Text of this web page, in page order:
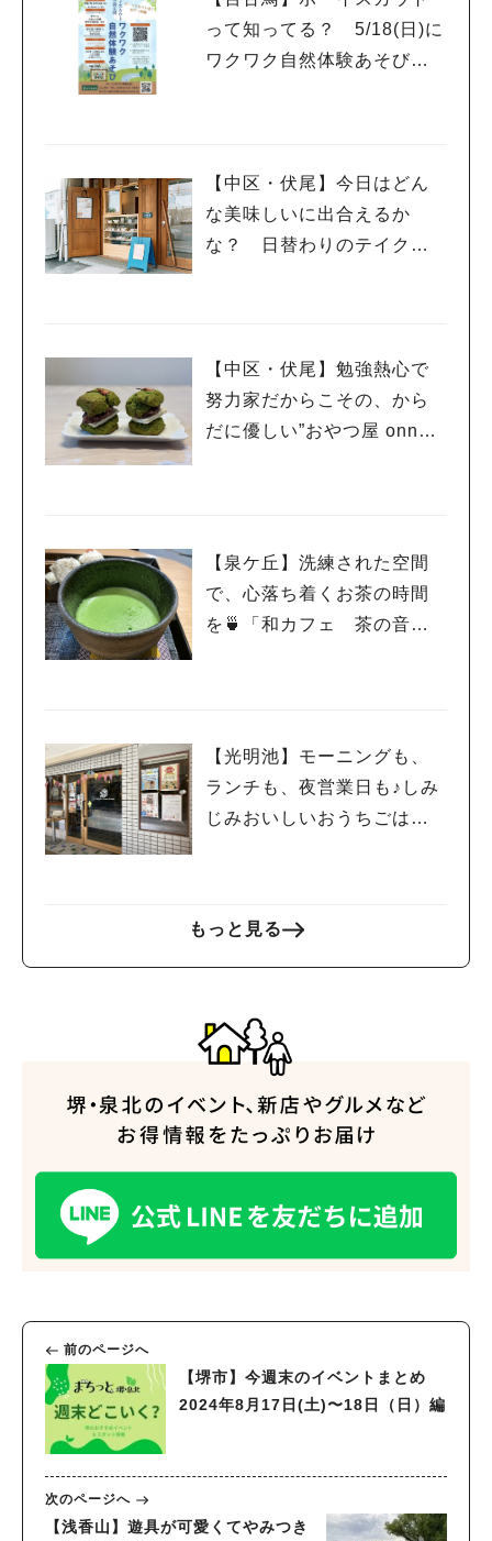
って知ってる？ 5/18(日)に
ワクワク自然体験あそび開
【中区・伏尾】今日はどん
な美味しいに出合えるか
な？ 日替わりのテイクア
【中区・伏尾】勉強熱心で
努力家だからこその、から
だに優しい”おやつ屋 onneli
【泉ケ丘】洗練された空間
で、心落ち着くお茶の時間
を🍵「和カフェ 茶の音・
【光明池】モーニングも、
ランチも、夜営業日も♪しみ
じみおいしいおうちごはん
もっと見る
前のページへ
【堺市】今週末のイベントまとめ
2024年8月17日(土)〜18日（日）編
次のページへ
【浅香山】遊具が可愛くてやみつき